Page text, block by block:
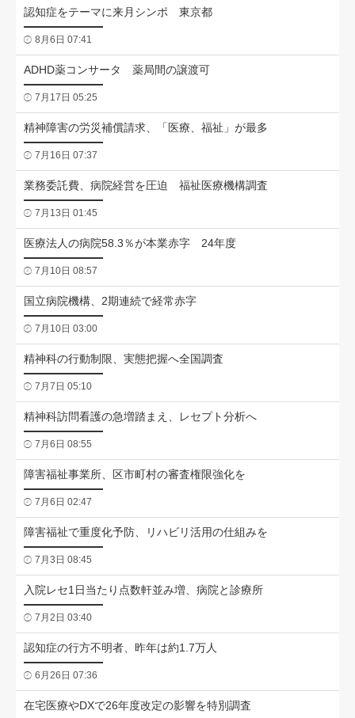
認知症をテーマに来月シンポ 東京都
8月6日 07:41
ADHD薬コンサータ 薬局間の譲渡可
7月17日 05:25
精神障害の労災補償請求、「医療、福祉」が最多
7月16日 07:37
業務委託費、病院経営を圧迫 福祉医療機構調査
7月13日 01:45
医療法人の病院58.3％が本業赤字 24年度
7月10日 08:57
国立病院機構、2期連続で経常赤字
7月10日 03:00
精神科の行動制限、実態把握へ全国調査
7月7日 05:10
精神科訪問看護の急増踏まえ、レセプト分析へ
7月6日 08:55
障害福祉事業所、区市町村の審査権限強化を
7月6日 02:47
障害福祉で重度化予防、リハビリ活用の仕組みを
7月3日 08:45
入院レセ1日当たり点数軒並み増、病院と診療所
7月2日 03:40
認知症の行方不明者、昨年は約1.7万人
6月26日 07:36
在宅医療やDXで26年度改定の影響を特別調査